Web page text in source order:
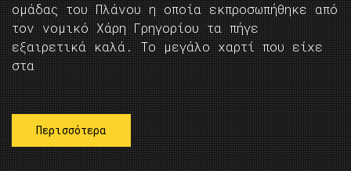
ομάδας του Πλάνου η οποία εκπροσωπήθηκε από
τον νομικό Χάρη Γρηγορίου τα πήγε
εξαιρετικά καλά. Το μεγάλο χαρτί που είχε
στα
Περισσότερα